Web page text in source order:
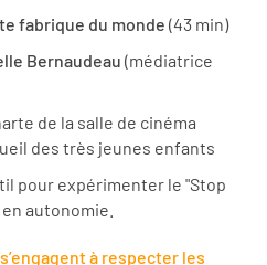
fabrique du monde (43 min)
Bernaudeau (médiatrice
de la salle de cinéma
des très jeunes enfants
pour expérimenter le "Stop
autonomie.
à respecter les